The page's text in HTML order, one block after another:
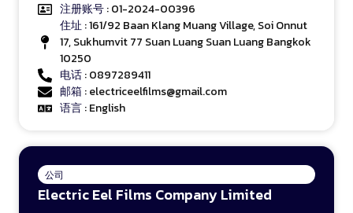
注册账号: 01-2024-00396
住址: 161/92 Baan Klang Muang Village, Soi Onnut
17, Sukhumvit 77 Suan Luang Suan Luang Bangkok
10250
电话: 0897289411
邮箱: electriceelfilms@gmail.com
语言: English
公司
Electric Eel Films Company Limited